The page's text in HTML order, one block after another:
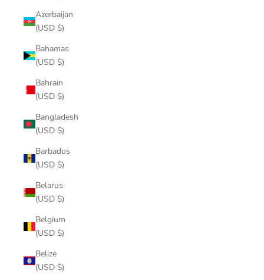
Azerbaijan
(USD $)
Bahamas
(USD $)
Bahrain
(USD $)
Bangladesh
(USD $)
Barbados
(USD $)
Belarus
(USD $)
Belgium
(USD $)
Belize
(USD $)